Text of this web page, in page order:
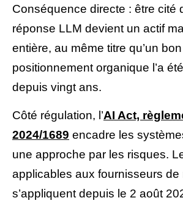
Conséquence directe : être cité
réponse LLM devient un actif
entière, au même titre qu’un bon
positionnement organique l’a
depuis vingt ans.
Côté régulation, l’AI Act,
2024/1689 encadre les
une approche par les risques.
applicables aux fournisseurs de
s’appliquent depuis le 2 août